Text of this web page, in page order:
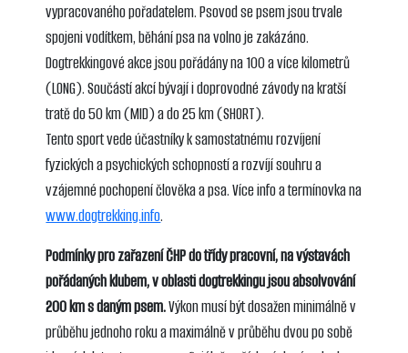
vypracovaného pořadatelem. Psovod se psem jsou trvale
spojeni vodítkem, běhání psa na volno je zakázáno.
Dogtrekkingové akce jsou pořádány na 100 a více kilometrů
(LONG). Součástí akcí bývají i doprovodné závody na kratší
tratě do 50 km (MID) a do 25 km (SHORT).
Tento sport vede účastníky k samostatnému rozvíjení
fyzických a psychických schopností a rozvíjí souhru a
vzájemné pochopení člověka a psa. Více info a termínovka na
www.dogtrekking.info.
Podmínky pro zařazení ČHP do třídy pracovní, na výstavách
pořádaných klubem, v oblasti dogtrekkingu jsou absolvování
200 km s daným psem.Výkon musí být dosažen minimálně v
průběhu jednoho roku a maximálně v průběhu dvou po sobě